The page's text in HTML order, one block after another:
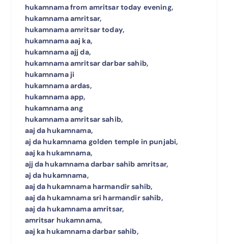
hukamnama from amritsar today evening,
hukamnama amritsar,
hukamnama amritsar today,
hukamnama aaj ka,
hukamnama ajj da,
hukamnama amritsar darbar sahib,
hukamnama ji
hukamnama ardas,
hukamnama app,
hukamnama ang
hukamnama amritsar sahib,
aaj da hukamnama,
aj da hukamnama golden temple in punjabi,
aaj ka hukamnama,
ajj da hukamnama darbar sahib amritsar,
aj da hukamnama,
aaj da hukamnama harmandir sahib,
aaj da hukamnama sri harmandir sahib,
aaj da hukamnama amritsar,
amritsar hukamnama,
aaj ka hukamnama darbar sahib,